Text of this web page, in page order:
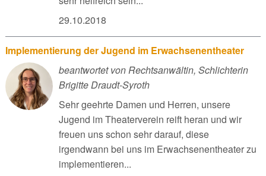
29.10.2018
Implementierung der Jugend im Erwachsenentheater
beantwortet von Rechtsanwältin, Schlichterin
Brigitte Draudt-Syroth
Sehr geehrte Damen und Herren, unsere
Jugend im Theaterverein reift heran und wir
freuen uns schon sehr darauf, diese
irgendwann bei uns im Erwachsenentheater zu
implementieren...